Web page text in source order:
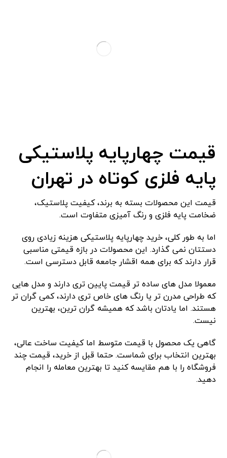
قیمت چهارپایه پلاستیکی
پایه فلزی کوتاه در تهران
قیمت این محصولات بسته به برند، کیفیت پلاستیک،
ضخامت پایه فلزی و رنگ ‌آمیزی متفاوت است.
اما به طور کلی، خرید چهارپایه پلاستیکی هزینه زیادی روی
دستتان نمی‌ گذارد. این محصولات در بازه قیمتی مناسبی
قرار دارند که برای همه اقشار جامعه قابل دسترسی است.
معمولا مدل ‌های ساده ‌تر قیمت پایین‌ تری دارند و مدل ‌هایی
که طراحی مدرن ‌تر یا رنگ ‌های خاص ‌تری دارند، کمی گران ‌تر
هستند. اما یادتان باشد که همیشه گران‌ ترین، بهترین
نیست.
گاهی یک محصول با قیمت متوسط اما کیفیت ساخت عالی،
بهترین انتخاب برای شماست. حتما قبل از خرید، قیمت چند
فروشگاه را با هم مقایسه کنید تا بهترین معامله را انجام
دهید.